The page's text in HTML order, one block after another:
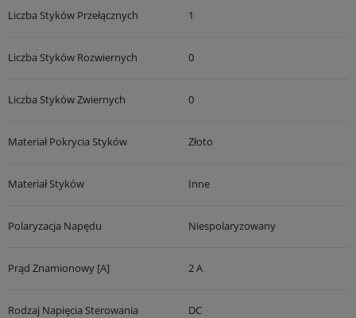
Liczba Styków Przełącznych 1
Liczba Styków Rozwiernych 0
Liczba Styków Zwiernych 0
Materiał Pokrycia Styków Złoto
Materiał Styków Inne
Polaryzacja Napędu Niespolaryzowany
Prąd Znamionowy [A] 2 A
Rodzaj Napięcia Sterowania DC